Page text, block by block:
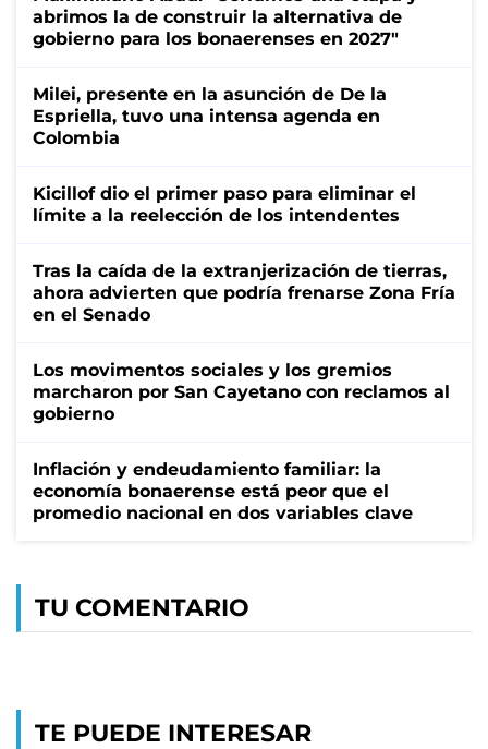
abrimos la de construir la alternativa de
gobierno para los bonaerenses en 2027"
Milei, presente en la asunción de De la
Espriella, tuvo una intensa agenda en
Colombia
Kicillof dio el primer paso para eliminar el
límite a la reelección de los intendentes
Tras la caída de la extranjerización de tierras,
ahora advierten que podría frenarse Zona Fría
en el Senado
Los movimentos sociales y los gremios
marcharon por San Cayetano con reclamos al
gobierno
Inflación y endeudamiento familiar: la
economía bonaerense está peor que el
promedio nacional en dos variables clave
TU COMENTARIO
TE PUEDE INTERESAR